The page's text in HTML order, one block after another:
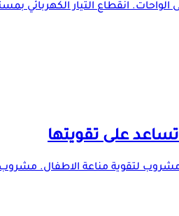
انقطاع التيار
لتقوية مناعة الاطفال. مشروب